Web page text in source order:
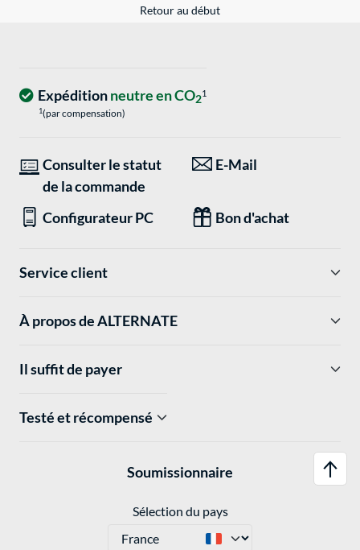
Retour au début
Expéditionneutre en CO21
1(par compensation)
Consulter le statut
de la commande
E-Mail
Configurateur PC Bon d'achat
Service client
À propos de ALTERNATE
Il suffit de payer
Testé et récompensé
Soumissionnaire
Sélection du pays